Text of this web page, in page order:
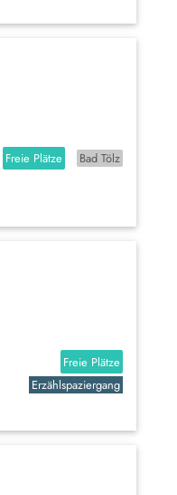
Freie Plätze
Bad Tölz
Freie Plätze
Erzählspaziergang